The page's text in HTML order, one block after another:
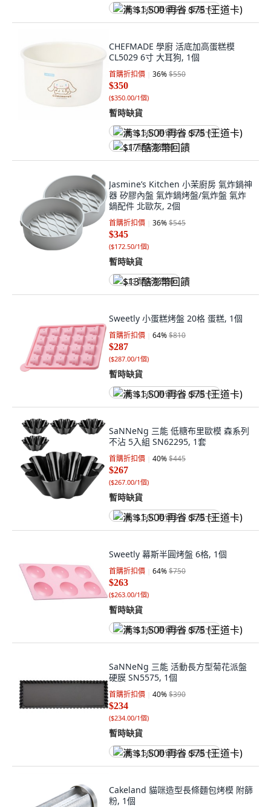
满 $1,500 再省 $75 (王道卡)
CHEFMADE 學廚 活底加高蛋糕模
CL5029 6寸 大耳狗, 1個
首購折扣價 36%$550
$350
($350.00/1個)
暫時缺貨
满 $1,500 再省 $75 (王道卡)
$17 酷澎幣回饋
Jasmine’s Kitchen 小茉廚房 氣炸鍋神
器 矽膠內盤 氣炸鍋烤盤/氣炸盤 氣炸
鍋配件 北歐灰, 2個
首購折扣價 36%$545
$345
($172.50/1個)
暫時缺貨
$13 酷澎幣回饋
Sweetly 小蛋糕烤盤 20格 蛋糕, 1個
首購折扣價 64%$810
$287
($287.00/1個)
暫時缺貨
满 $1,500 再省 $75 (王道卡)
SaNNeNg 三能 低糖布里歐模 森系列
不沾 5入組 SN62295, 1套
首購折扣價 40%$445
$267
($267.00/1個)
暫時缺貨
满 $1,500 再省 $75 (王道卡)
Sweetly 幕斯半圓烤盤 6格, 1個
首購折扣價 64%$750
$263
($263.00/1個)
暫時缺貨
满 $1,500 再省 $75 (王道卡)
SaNNeNg 三能 活動長方型菊花派盤
硬膜 SN5575, 1個
首購折扣價 40%$390
$234
($234.00/1個)
暫時缺貨
满 $1,500 再省 $75 (王道卡)
Cakeland 貓咪造型長條麵包烤模 附篩
粉, 1個